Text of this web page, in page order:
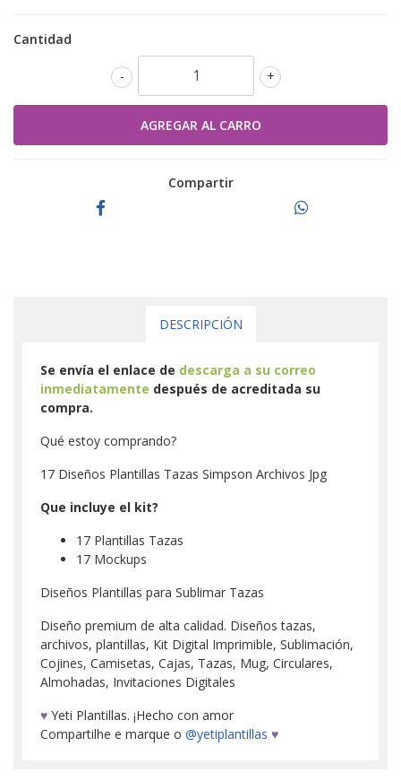
Cantidad
+
-
Compartir
DESCRIPCIÓN
Se envía el enlace de descarga a su correo
inmediatamente después de acreditada su
compra.
Qué estoy comprando?
17 Diseños Plantillas Tazas Simpson Archivos Jpg
Que incluye el kit?
17 Plantillas Tazas
17 Mockups
Diseños Plantillas para Sublimar Tazas
Diseño premium de alta calidad. Diseños tazas,
archivos, plantillas, Kit Digital Imprimible, Sublimación,
Cojines, Camisetas, Cajas, Tazas, Mug, Circulares,
Almohadas, Invitaciones Digitales
♥ Yeti Plantillas. ¡Hecho con amor
Compartilhe e marque o @yetiplantillas ♥